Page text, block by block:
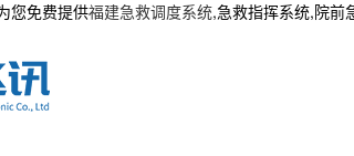
您免费提供福建急救调度系统,急救指挥系统,院前